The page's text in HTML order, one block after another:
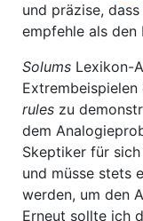
und präzise,
empfehle als den
Solums Lexikon-
rules zu
dem
Skeptiker für
und müsse stets
werden, um den
Erneut sollte ich